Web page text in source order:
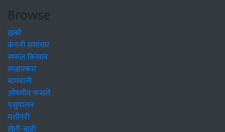
Browse
खबरें
कंपनी समाचार
सफल किसान
साक्षात्कार
बागवानी
औषधीय फसलें
पशुपालन
मशीनरी
खेती-बाड़ी